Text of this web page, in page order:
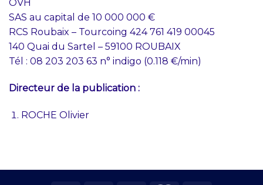
OVH
SAS au capital de 10 000 000 €
RCS Roubaix – Tourcoing 424 761 419 00045
140 Quai du Sartel – 59100 ROUBAIX
Tél : 08 203 203 63 n° indigo (0.118 €/min)
Directeur de la publication :
ROCHE Olivier